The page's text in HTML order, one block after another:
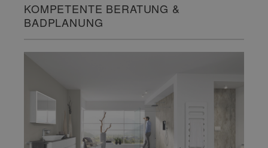
KOMPETENTE BERATUNG &
BADPLANUNG